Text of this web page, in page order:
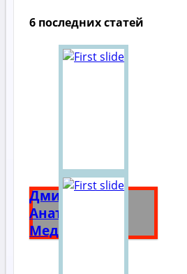
6 последних статей
Дмитрий
Анатольевич
Медведев